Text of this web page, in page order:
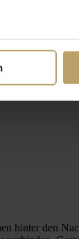
hinter den